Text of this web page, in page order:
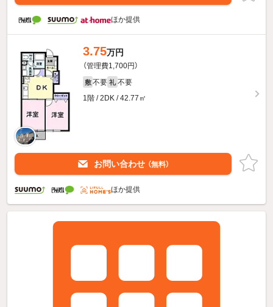
ほか提供
3.75万円
（管理費1,700円）
敷 不要 礼 不要
1階 / 2DK / 42.77㎡
お問い合わせ （無料）
ほか提供